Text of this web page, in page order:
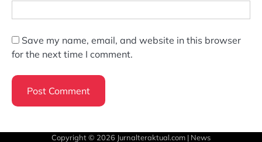
Save my name, email, and website in this browser
for the next time I comment.
Copyright © 2026 Jurnalteraktual.com | News